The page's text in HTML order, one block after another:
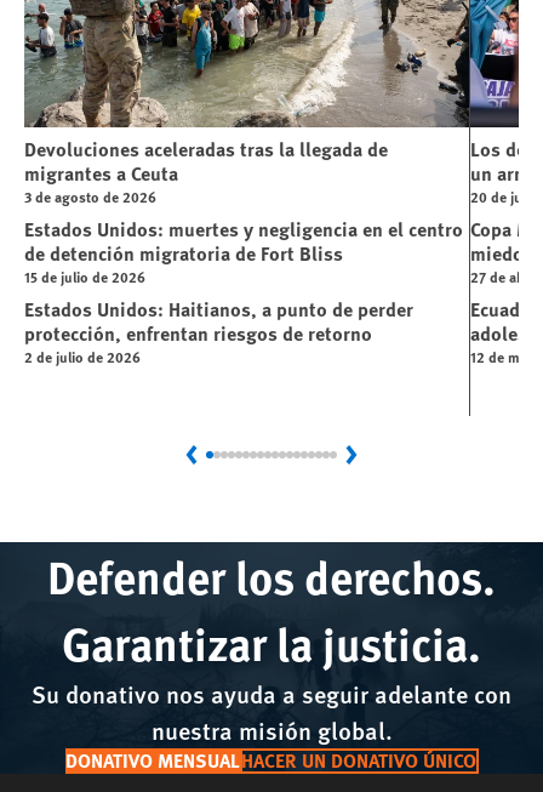
Devoluciones aceleradas tras la llegada de
migrantes a Ceuta
3 de agosto de 2026
Estados Unidos: muertes y negligencia en el centro
de detención migratoria de Fort Bliss
15 de julio de 2026
Estados Unidos: Haitianos, a punto de perder
protección, enfrentan riesgos de retorno
2 de julio de 2026
Los
un
20 de julio
Copa
miedo
27 de abril
12 de
Previous Next
Defender los derechos.
Garantizar la justicia.
Su donativo nos ayuda a seguir adelante con
nuestra misión global.
DONATIVO MENSUALHACER UN DONATIVO ÚNICO